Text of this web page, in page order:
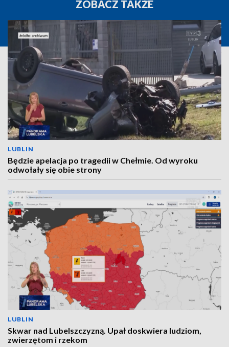
ZOBACZ TAKŻE
LUBLIN
Będzie apelacja po tragedii w Chełmie. Od wyroku
odwołały się obie strony
LUBLIN
Skwar nad Lubelszczyzną. Upał doskwiera ludziom,
zwierzętom i rzekom